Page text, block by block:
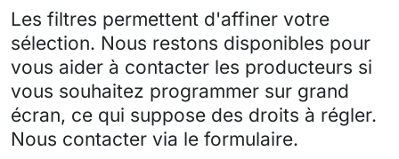
Les filtres permettent d'affiner votre
sélection. Nous restons disponibles pour
vous aider à contacter les producteurs si
vous souhaitez programmer sur grand
écran, ce qui suppose des droits à régler.
Nous contacter via le formulaire.